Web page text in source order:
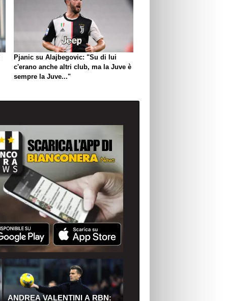
Pjanic su Alajbegovic: "Su di lui
c'erano anche altri club, ma la Juve è
sempre la Juve..."
ANDREA VALENTINI A RBN: